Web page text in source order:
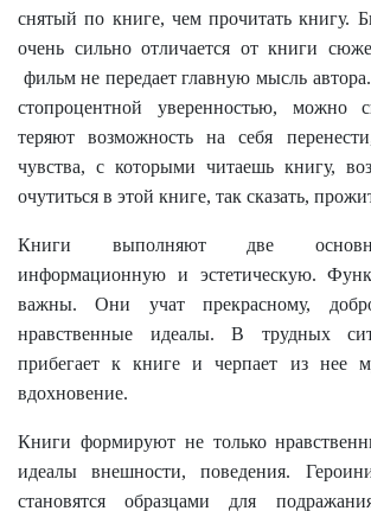
снятый по книге, чем прочитать книгу.
очень сильно отличается от книги
фильм не передает главную мысль
стопроцентной уверенностью, можно
теряют возможность на себя
чувства, с которыми читаешь книгу,
очутиться в этой книге, так сказать,
Книги выполняют две
информационную и эстетическую.
важны. Они учат прекрасному,
нравственные идеалы. В трудных
прибегает к книге и черпает из нее
вдохновение.
Книги формируют не только
идеалы внешности, поведения.
становятся образцами для